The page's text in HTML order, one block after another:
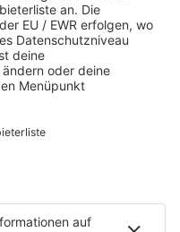
Kapitel auf